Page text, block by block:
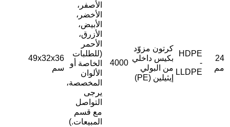
24
مم
HDPE
-
LLDPE
كرتون مزوّد
بكيس داخلي
من البولي
إيثيلين (PE)
4000
الأصفر،
الأخضر،
الأبيض،
الأزرق،
الأحمر
(للطلبات
الخاصة أو
الألوان
المخصصة،
يرجى
التواصل
مع قسم
المبيعات.)
49x32x36
سم